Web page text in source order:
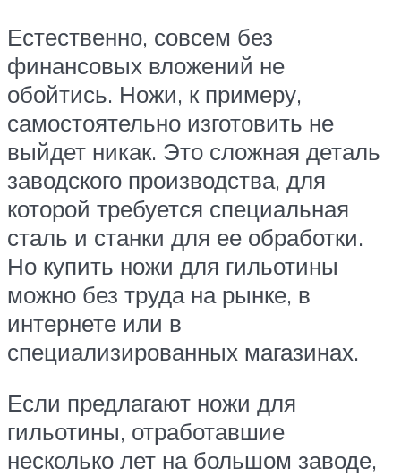
Естественно, совсем без
финансовых вложений не
обойтись. Ножи, к примеру,
самостоятельно изготовить не
выйдет никак. Это сложная деталь
заводского производства, для
которой требуется специальная
сталь и станки для ее обработки.
Но купить ножи для гильотины
можно без труда на рынке, в
интернете или в
специализированных магазинах.
Если предлагают ножи для
гильотины, отработавшие
несколько лет на большом заводе,